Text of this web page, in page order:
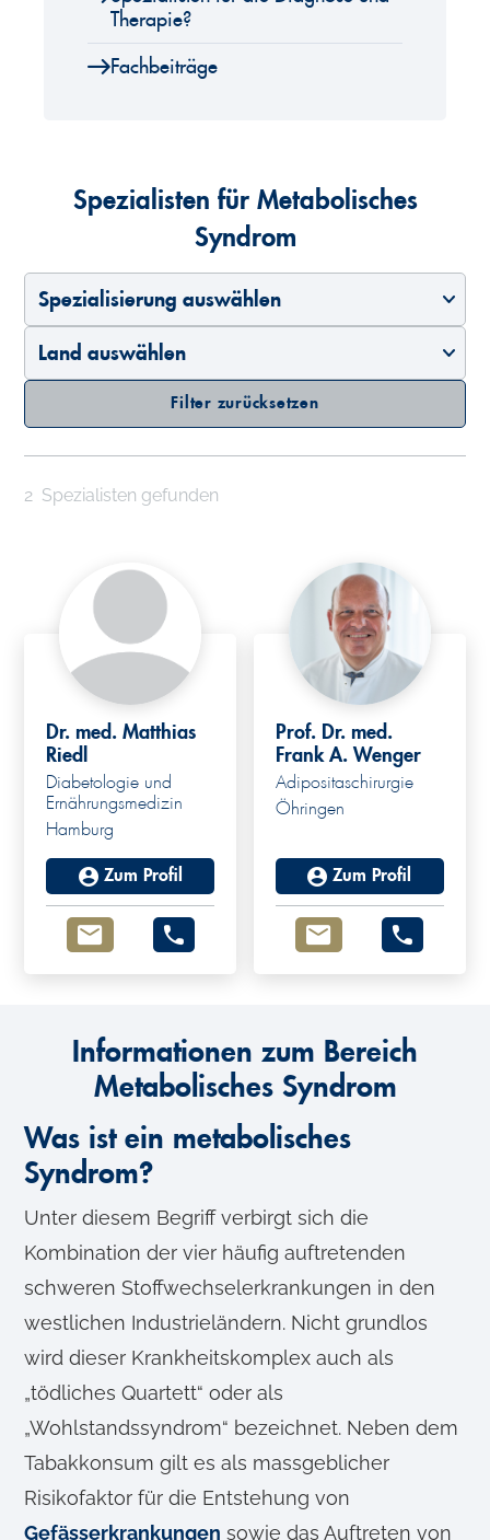
Therapie?
Fachbeiträge
Spezialisten für Metabolisches
Syndrom
Spezialisierung auswählen
Land auswählen
Filter zurücksetzen
2 Spezialisten gefunden
Dr. med. Matthias
Riedl
Diabetologie und
Ernährungsmedizin
Hamburg
Zum Profil
Prof. Dr. med.
Frank A. Wenger
Adipositaschirurgie
Öhringen
Zum Profil
Informationen zum Bereich
Metabolisches Syndrom
Was ist ein metabolisches
Syndrom?
Unter diesem Begriff verbirgt sich die
Kombination der vier häufig auftretenden
schweren Stoffwechselerkrankungen in den
westlichen Industrieländern. Nicht grundlos
wird dieser Krankheitskomplex auch als
„tödliches Quartett“ oder als
„Wohlstandssyndrom“ bezeichnet. Neben dem
Tabakkonsum gilt es als massgeblicher
Risikofaktor für die Entstehung von
Gefässerkrankungen sowie das Auftreten von